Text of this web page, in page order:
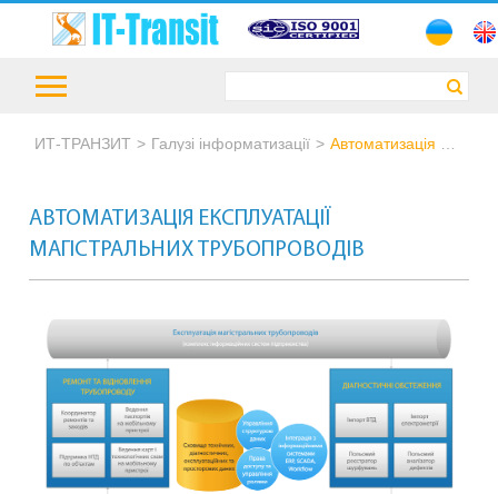
ИТ-ТРАНЗИТ Галузі інформатизації Автоматизація експлуатації Магістральних трубопроводів
АВТОМАТИЗАЦІЯ ЕКСПЛУАТАЦІЇ
МАГІСТРАЛЬНИХ ТРУБОПРОВОДІВ